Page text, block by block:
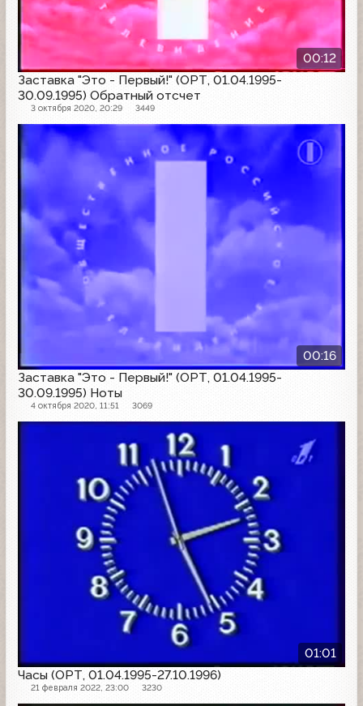
00:12
Заставка "Это - Первый!" (ОРТ, 01.04.1995-
30.09.1995) Обратный отсчет
3 октября 2020, 20:29 3449
00:16
Заставка "Это - Первый!" (ОРТ, 01.04.1995-
30.09.1995) Ноты
4 октября 2020, 11:51 3069
Заставка
01:01
Часы (ОРТ, 01.04.1995-27.10.1996)
21 февраля 2022, 23:00 3230